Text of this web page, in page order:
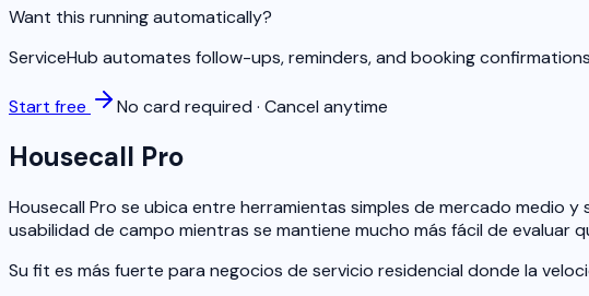
Want this running automatically?
ServiceHub automates follow-ups, reminders, and booking
Start free No card required · Cancel anytime
Housecall Pro
Housecall Pro se ubica entre herramientas simples de mercado medio
usabilidad de campo mientras se mantiene mucho más fácil de evaluar
Su fit es más fuerte para negocios de servicio residencial donde la